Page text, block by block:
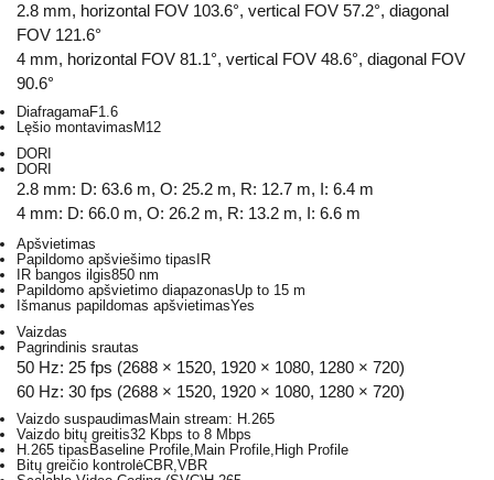
2.8 mm, horizontal FOV 103.6°, vertical FOV 57.2°, diagonal
FOV 121.6°
4 mm, horizontal FOV 81.1°, vertical FOV 48.6°, diagonal FOV
90.6°
DiafragamaF1.6
Lęšio montavimasM12
DORI
DORI
2.8 mm: D: 63.6 m, O: 25.2 m, R: 12.7 m, I: 6.4 m
4 mm: D: 66.0 m, O: 26.2 m, R: 13.2 m, I: 6.6 m
Apšvietimas
Papildomo apšviešimo tipasIR
IR bangos ilgis850 nm
Papildomo apšvietimo diapazonasUp to 15 m
Išmanus papildomas apšvietimasYes
Vaizdas
Pagrindinis srautas
50 Hz: 25 fps (2688 × 1520, 1920 × 1080, 1280 × 720)
60 Hz: 30 fps (2688 × 1520, 1920 × 1080, 1280 × 720)
Vaizdo suspaudimas Main stream: H.265
Vaizdo bitų greitis32 Kbps to 8 Mbps
H.265 tipas Baseline Profile,Main Profile,High Profile
Bitų greičio kontrolėCBR,VBR